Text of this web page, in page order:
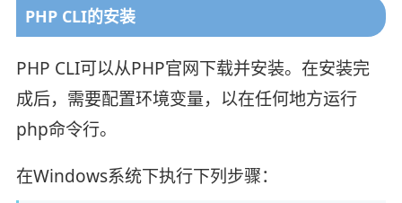
PHP CLI的安装
PHP CLI可以从PHP官网下载并安装。在安装完
成后，需要配置环境变量，以在任何地方运行
php命令行。
在Windows系统下执行下列步骤：